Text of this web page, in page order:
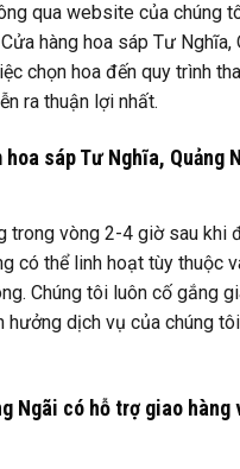
qua website của chúng
hàng hoa sáp Tư Nghĩa,
chọn hoa đến quy trình
ra thuận lợi nhất.
sáp Tư Nghĩa, Quảng
trong vòng 2-4 giờ sau khi
có thể linh hoạt tùy thuộc
Chúng tôi luôn cố gắng
hưởng dịch vụ của chúng
Ngãi có hỗ trợ giao hàng